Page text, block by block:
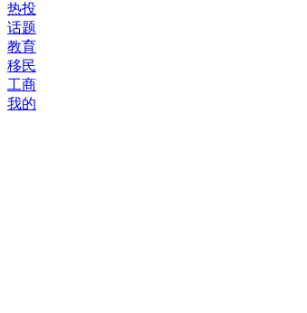
热投
话题
教育
移民
工商
我的